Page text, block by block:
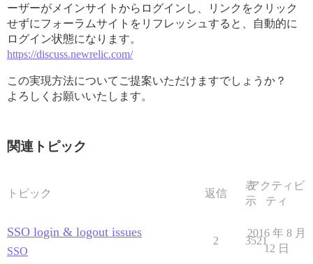
ーザーがメインサイトからログインし、リンクをクリック
せずにフォーラムサイトをリフレッシュすると、自動的に
ログイン状態になります。
https://discuss.newrelic.com/
この実現方法についてご提案いただけますでしょうか？
よろしくお願いいたします。
関連トピック
トピック 返信
表
示
アクティビ
ティ
SSO login & logout issues
SSO
2 3521
2016 年 8 月
12 日